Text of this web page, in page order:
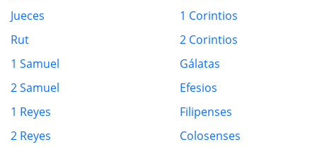
Jueces
Rut
1 Samuel
2 Samuel
1 Reyes
2 Reyes
1 Corintios
2 Corintios
Gálatas
Efesios
Filipenses
Colosenses